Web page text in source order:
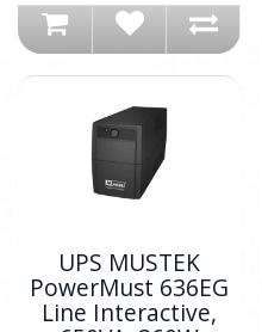
UPS MUSTEK
PowerMust 636EG
Line Interactive,